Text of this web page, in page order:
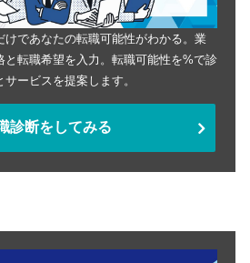
けであなたの転職可能性がわかる。業
と転職希望を入力。転職可能性を%で診
ービスを提案します。
診断をしてみる